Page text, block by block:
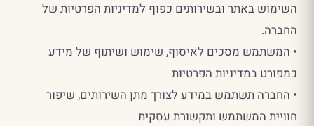
השימוש באתר ובשירותים כפוף למדיניות הפרטיות של
החברה.
• המשתמש מסכים לאיסוף, שימוש ושיתוף של מידע
כמפורט במדיניות הפרטיות
• החברה תשתמש במידע לצורך מתן השירותים, שיפור
חוויית המשתמש ותקשורת עסקית